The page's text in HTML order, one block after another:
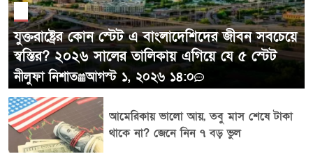
চিত্র তুলে ধরেছে।
যুক্তরাষ্ট্রের কোন স্টেট এ বাংলাদেশিদের জীবন সবচেয়ে
স্বস্তির? ২০২৬ সালের তালিকায় এগিয়ে যে ৫ স্টেট
নীলুফা নিশাত আগস্ট ১, ২০২৬ ১৪:০
আমেরিকায় ভালো আয়, তবু মাস শেষে টাকা
থাকে না? জেনে নিন ৭ বড় ভুল